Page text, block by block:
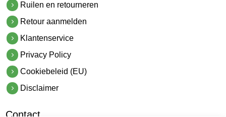
Ruilen en retourneren
Retour aanmelden
Klantenservice
Privacy Policy
Cookiebeleid (EU)
Disclaimer
Contact